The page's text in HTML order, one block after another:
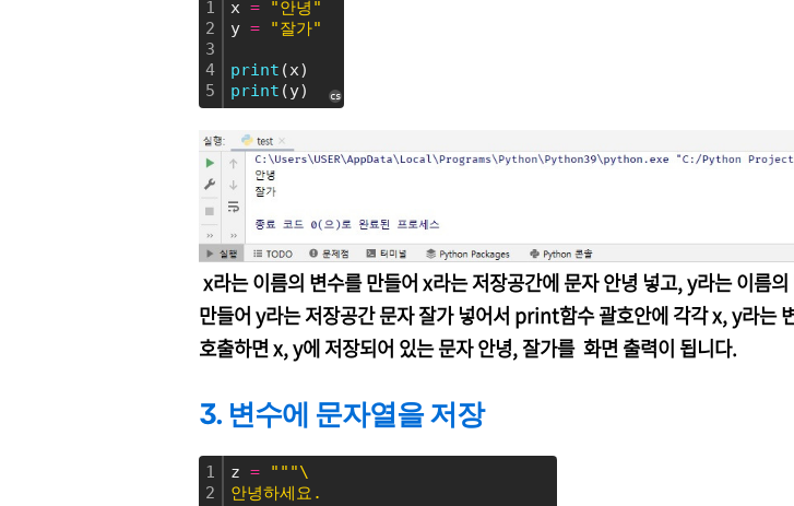
1
2
3
4
5
x =
"안녕"
y = "잘가"
print (x)
print (y) cs
x라는 이름의 변수를 만들어 x라는 저장공간에 문자 안녕 넣고, y라는 이름
만들어 y라는 저장공간 문자 잘가 넣어서 print함수 괄호안에 각각 x, y라는
호출하면 x, y에 저장되어 있는 문자 안녕, 잘가를 화면 출력이 됩니다.
3. 변수에 문자열을 저장
1
2
z = "" "\
안녕하세요.